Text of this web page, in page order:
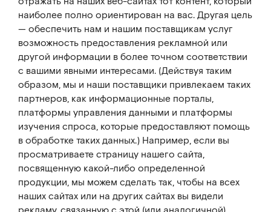
наиболее полно ориентирован на вас. Другая цель
— обеспечить нам и нашим поставщикам услуг
возможность предоставления рекламной или
другой информации в более точном соответствии
с вашими явными интересами. (Действуя таким
образом, мы и наши поставщики привлекаем таких
партнеров, как информационные порталы,
платформы управления данными и платформы
изучения спроса, которые предоставляют помощь
в обработке таких данных.) Например, если вы
просматриваете страницу нашего сайта,
посвященную какой-либо определенной
продукции, мы можем сделать так, чтобы на всех
наших сайтах или на других сайтах вы видели